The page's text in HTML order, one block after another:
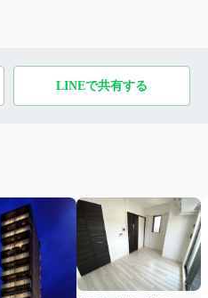
LINEで共有する